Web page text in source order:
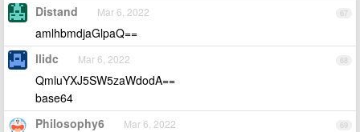
67
Distand Mar 6, 2022
amlhbmdjaGlpaQ==
68
llidc Mar 6, 2022
QmluYXJ5SW5zaWdodA==
base64
69
Philosophy6 Mar 6, 2022